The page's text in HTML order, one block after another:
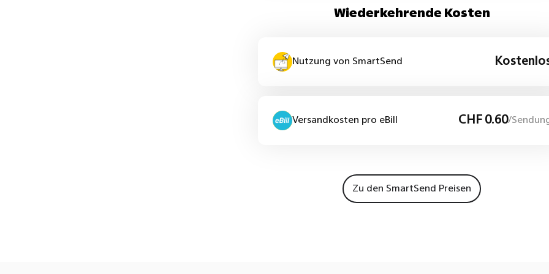
Wiederkehrende Kosten
Nutzung von SmartSend
Versandkosten pro eBill CHF 0.60/
Zu den SmartSend Preisen